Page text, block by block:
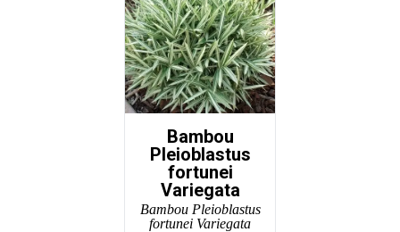
Bambou
Pleioblastus
fortunei
Variegata
Bambou Pleioblastus
fortunei Variegata